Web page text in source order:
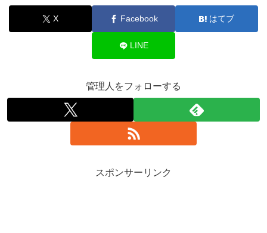
X Facebook はてブ
LINE
管理人をフォローする
スポンサーリンク